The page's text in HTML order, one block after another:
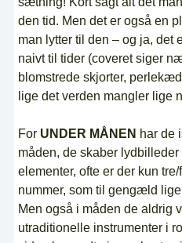
den tid. Men det er også en
man lytter til den – og ja, det
naivt til tider (coveret siger
blomstrede skjorter,
lige det verden mangler lige
For UNDER MÅNEN har de
måden, de skaber
elementer, ofte er der kun
nummer, som til gengæld
Men også i måden de aldrig
utraditionelle instrumenter i